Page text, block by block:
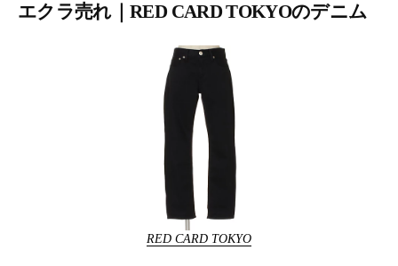
エクラ売れ｜RED CARD TOKYOのデニム
RED CARD TOKYO